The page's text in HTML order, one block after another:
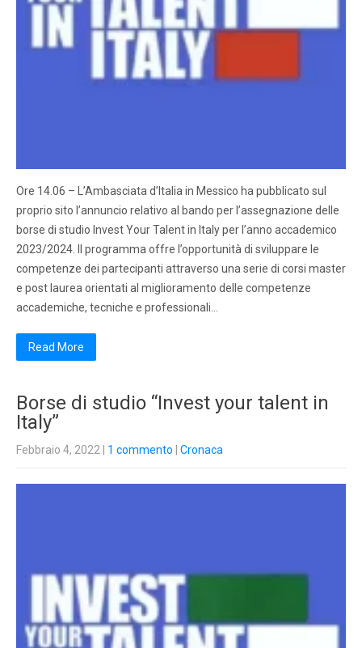
Ore 14.06 – L’Ambasciata d’Italia in Messico ha pubblicato sul
proprio sito l’annuncio relativo al bando per l’assegnazione delle
borse di studio Invest Your Talent in Italy per l’anno accademico
2023/2024. Il programma offre l’opportunità di sviluppare le
competenze dei partecipanti attraverso una serie di corsi master
e post laurea orientati al miglioramento delle competenze
accademiche, tecniche e professionali…
Read More
Borse di studio “Invest your talent in
Italy”
Febbraio 4, 2022 1 commento Cronaca